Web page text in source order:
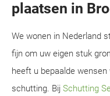
plaatsen in
We wonen in Nederland
fijn om uw eigen stuk
heeft u bepaalde
schutting. Bij Schutting